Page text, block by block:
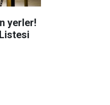
yerler!